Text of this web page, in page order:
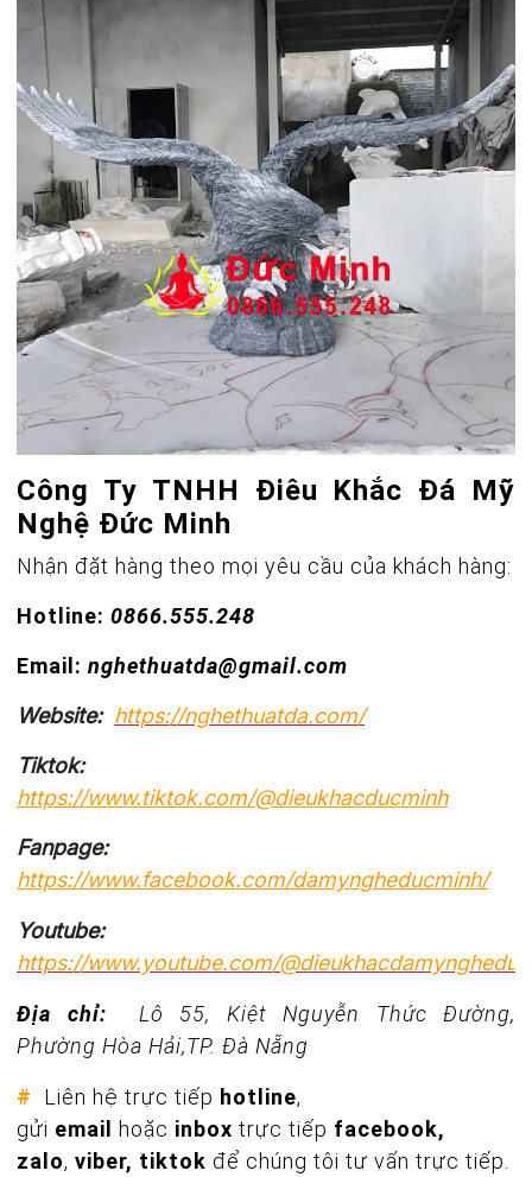
Công Ty TNHH Điêu Khắc Đá Mỹ
Nghệ Đức Minh
Nhận đặt hàng theo mọi yêu cầu của khách hàng:
Hotline: 0866.555.248
Email: nghethuatda@gmail.com
Website: https://nghethuatda.com/
Tiktok:
https://www.tiktok.com/@dieukhacducminh
Fanpage:
https://www.facebook.com/damyngheducminh/
Youtube:
https://www.youtube.com/
Địa chỉ: Lô 55, Kiệt Nguyễn Thức Đường,
Phường Hòa Hải,TP. Đà Nẵng
# Liên hệ trực tiếp hotline,
gửi email hoặc inbox trực tiếp facebook,
zalo, viber, tiktok để chúng tôi tư vấn trực tiếp.